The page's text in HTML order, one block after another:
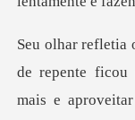
de repente ficou
ma